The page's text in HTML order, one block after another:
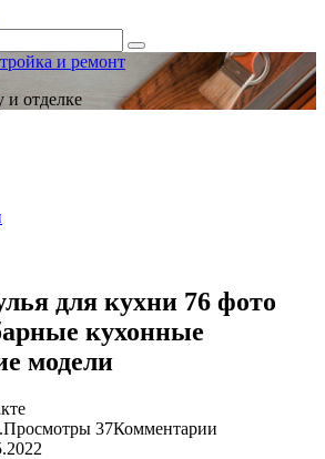
и ремонт
и отделке
для кухни 76 фото
кухонные
модели
Просмотры 37Комментарии